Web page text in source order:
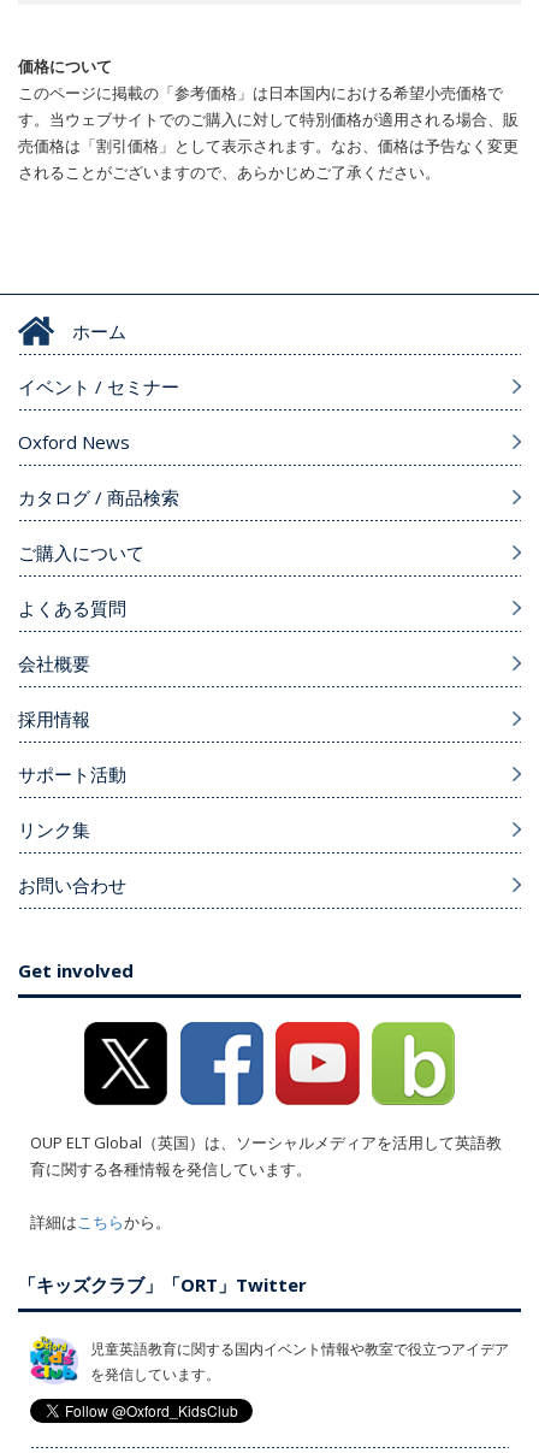
価格について
このページに掲載の「参考価格」は日本国内における希望小売価格で
す。当ウェブサイトでのご購入に対して特別価格が適用される場合、販
売価格は「割引価格」として表示されます。なお、価格は予告なく変更
されることがございますので、あらかじめご了承ください。
ホーム
イベント / セミナー
Oxford News
カタログ / 商品検索
ご購入について
よくある質問
会社概要
採用情報
サポート活動
リンク集
お問い合わせ
Get involved
OUP ELT Global（英国）は、ソーシャルメディアを活用して英語教
育に関する各種情報を発信しています。
詳細はこちらから。
「キッズクラブ」「ORT」Twitter
児童英語教育に関する国内イベント情報や教室で役立つアイデア
を発信しています。